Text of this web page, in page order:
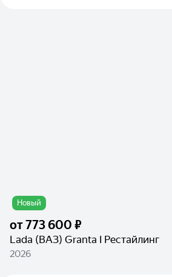
Новый
от773 600 ₽
Lada (ВАЗ) Granta I Рестайлинг
2026